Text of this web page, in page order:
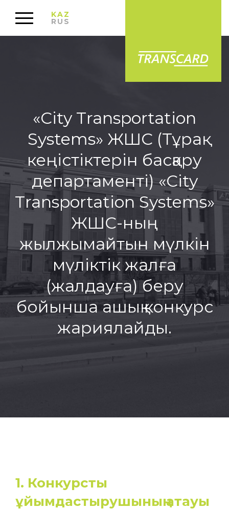
KAZ
RUS
«City Transportation
Systems» ЖШС (Тұрақ
кеңістіктерін басқару
департаменті) «City
Transportation Systems»
ЖШС-ның
жылжымайтын мүлкін
мүліктік жалға
(жалдауға) беру
бойынша ашық конкурс
жариялайды.
1. Конкурсты
ұйымдастырушының атауы